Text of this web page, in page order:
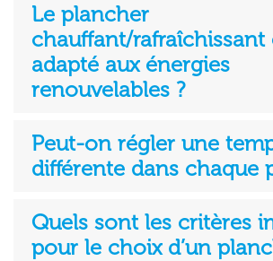
Le plancher
chauffant/rafraîchissant
adapté aux énergies
renouvelables ?
Peut-on régler une
différente dans chaque
Quels sont les critères
pour le choix d’un